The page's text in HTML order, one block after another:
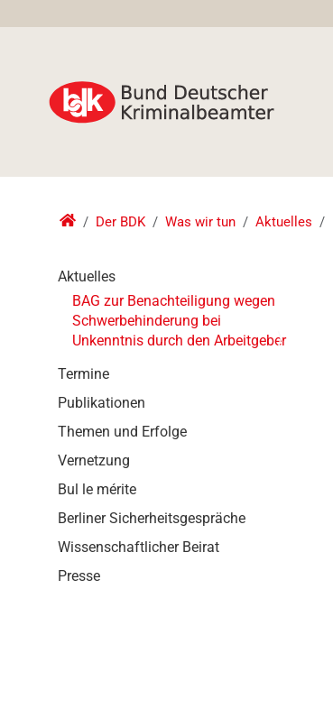
Der BDK Was wir tun Aktuelles
Aktuelles
BAG zur Benachteiligung wegen
Schwerbehinderung bei
Unkenntnis durch den Arbeitgeber
Termine
Publikationen
Themen und Erfolge
Vernetzung
Bul le mérite
Berliner Sicherheitsgespräche
Wissenschaftlicher Beirat
Presse